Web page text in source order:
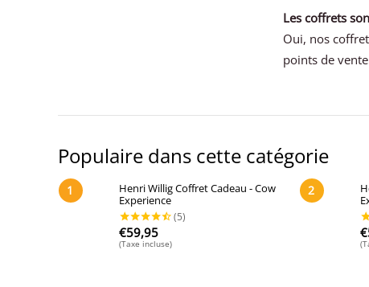
Les coffrets
Oui, nos
points de
Populaire dans cette catégorie
1
Henri Willig Coffret Cadeau - Cow
Experience
€59,95
(Taxe incluse)
2
€